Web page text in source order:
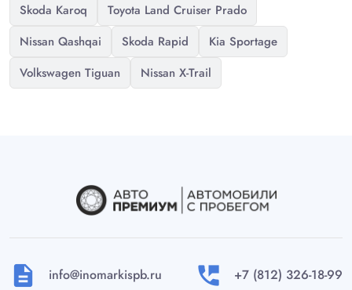
Skoda Karoq
Toyota Land Cruiser Prado
Nissan Qashqai
Skoda Rapid
Kia Sportage
Volkswagen Tiguan
Nissan X-Trail
description info@inomarkispb.ru perm_phone_msg +7 (812) 326-18-99